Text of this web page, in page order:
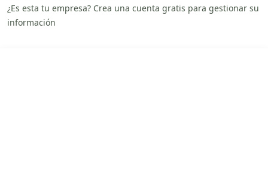
¿Es esta tu empresa? Crea una cuenta gratis para gestionar su
información